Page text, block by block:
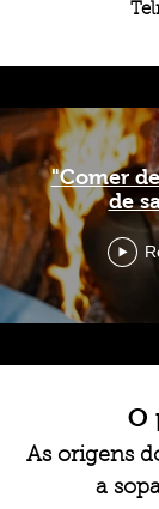
"Comer
de
O
As origens
a